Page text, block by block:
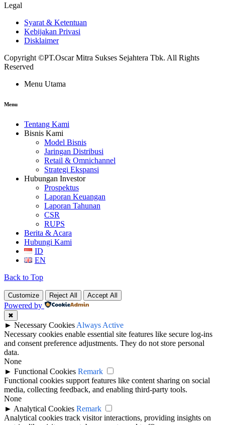
Legal
Syarat & Ketentuan
Kebijakan Privasi
Disklaimer
Copyright ©PT.Oscar Mitra Sukses Sejahtera Tbk. All Rights
Reserved
Menu Utama
Menu
Tentang Kami
Bisnis Kami
Model Bisnis
Jaringan Distribusi
Retail & Omnichannel
Strategi Ekspansi
Hubungan Investor
Prospektus
Laporan Keuangan
Laporan Tahunan
CSR
RUPS
Berita & Acara
Hubungi Kami
ID
EN
Back to Top
Customize Reject All Accept All
Powered by
✖
► Necessary Cookies Always Active
Necessary cookies enable essential site features like secure log-ins
and consent preference adjustments. They do not store personal
data.
None
► Functional Cookies Remark
Functional cookies support features like content sharing on social
media, collecting feedback, and enabling third-party tools.
None
► Analytical Cookies Remark
Analytical cookies track visitor interactions, providing insights on